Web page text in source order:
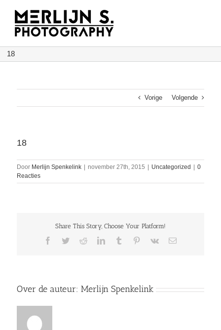
inhoud
18
Vorige Volgende
18
Door Merlijn Spenkelink november 27th, 2015 Uncategorized
0
Reacties
Share This Story, Choose Your Platform!
Facebook
TwitterRedditLinkedInTumblr Pinterest
Vk
E-
Over de auteur: Merlijn Spenkelink